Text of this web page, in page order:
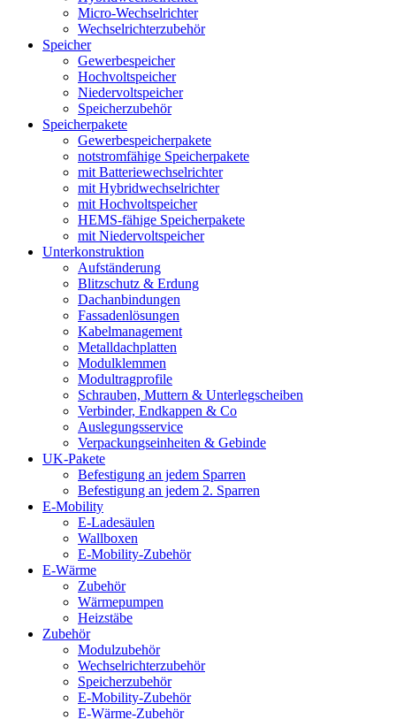
Micro-Wechselrichter
Wechselrichterzubehör
Speicher
Gewerbespeicher
Hochvoltspeicher
Niedervoltspeicher
Speicherzubehör
Speicherpakete
Gewerbespeicherpakete
notstromfähige Speicherpakete
mit Batteriewechselrichter
mit Hybridwechselrichter
mit Hochvoltspeicher
HEMS-fähige Speicherpakete
mit Niedervoltspeicher
Unterkonstruktion
Aufständerung
Blitzschutz & Erdung
Dachanbindungen
Fassadenlösungen
Kabelmanagement
Metalldachplatten
Modulklemmen
Modultragprofile
Schrauben, Muttern & Unterlegscheiben
Verbinder, Endkappen & Co
Auslegungsservice
Verpackungseinheiten & Gebinde
UK-Pakete
Befestigung an jedem Sparren
Befestigung an jedem 2. Sparren
E-Mobility
E-Ladesäulen
Wallboxen
E-Mobility-Zubehör
E-Wärme
Zubehör
Wärmepumpen
Heizstäbe
Zubehör
Modulzubehör
Wechselrichterzubehör
Speicherzubehör
E-Mobility-Zubehör
E-Wärme-Zubehör